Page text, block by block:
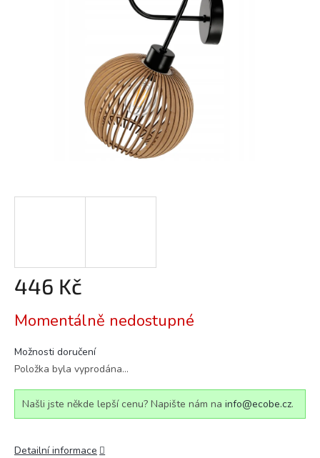
446 Kč
cena:
Momentálně nedostupné
Možnosti doručení
Položka byla vyprodána…
Našli jste někde lepší cenu? Napište nám na info@ecobe.cz.
Detailní informace